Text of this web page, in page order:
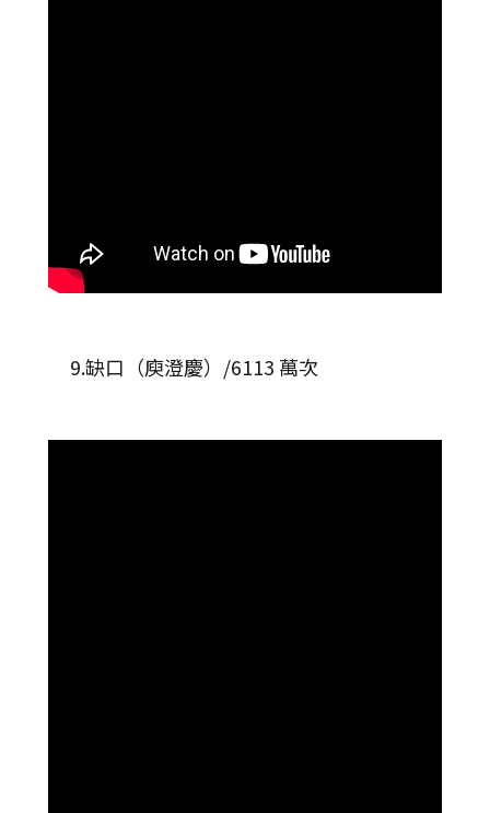
9.缺口（庾澄慶）/6113 萬次